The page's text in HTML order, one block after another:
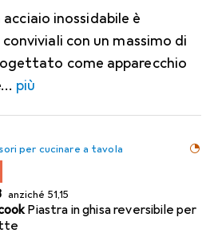
inossidabile è
con un massimo di
come apparecchio
più
per cucinare a tavola
anziché EUR
51,15
Piastra in ghisa reversibile per